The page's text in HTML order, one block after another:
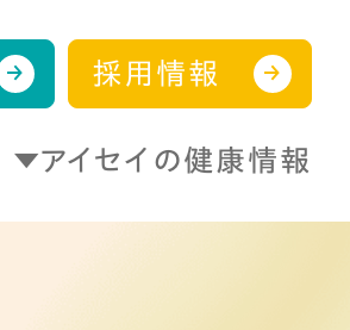
採用情報
アイセイの健康情報